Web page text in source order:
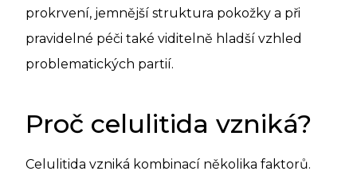
prokrvení, jemnější struktura pokožky a při
pravidelné péči také viditelně hladší vzhled
problematických partií.
Proč celulitida vzniká?
Celulitida vzniká kombinací několika faktorů.